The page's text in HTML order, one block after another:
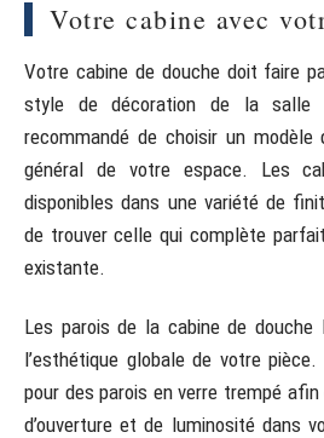
Votre cabine avec
Votre cabine de douche doit faire
style de décoration de la
recommandé de choisir un
général de votre espace. Les
disponibles dans une variété de
de trouver celle qui complète
existante.
Les parois de la cabine de douche
l’esthétique globale de votre
pour des parois en verre trempé
d’ouverture et de luminosité dans